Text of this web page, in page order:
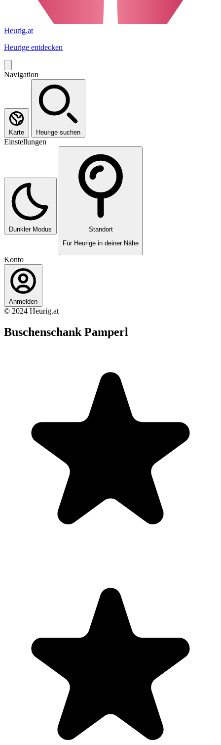
Heurig.at
Heurige entdecken
Navigation
Karte Heurige suchen
Einstellungen
Dunkler Modus
Standort
Für Heurige in deiner Nähe
Konto
Anmelden
© 2024 Heurig.at
Buschenschank Pamperl